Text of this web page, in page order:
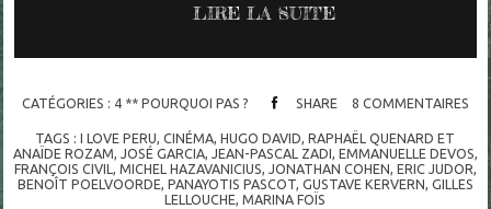
LIRE LA SUITE
CATÉGORIES : 4 ** POURQUOI PAS ? SHARE 8 COMMENTAIRES
TAGS :I LOVE PERU,CINÉMA,HUGO DAVID,RAPHAËL QUENARD ET
ANAÏDE ROZAM, JOSÉ GARCIA, JEAN-PASCAL ZADI, EMMANUELLE DEVOS,
FRANÇOIS CIVIL , MICHEL HAZAVANICIUS, JONATHAN COHEN, ERIC JUDOR,
BENOÎT POELVOORDE, PANAYOTIS PASCOT, GUSTAVE KERVERN, GILLES
LELLOUCHE,MARINA FOÏS